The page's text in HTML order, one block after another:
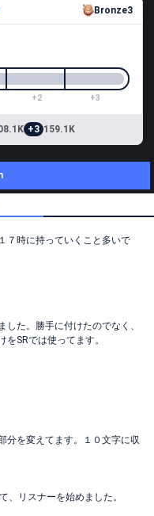
Bronze3
+2 +3
+3 159.1K
７時に持っていくこと多いで
た。勝手に付けたのでなく、
SRでは使ってます。
分を変えてます。１０文字に収
、リスナーを始めました。